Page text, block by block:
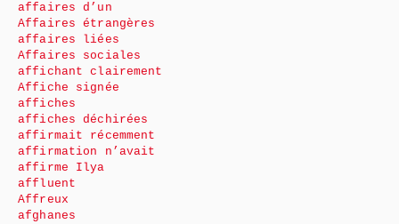
affaires d’un
Affaires étrangères
affaires liées
Affaires sociales
affichant clairement
Affiche signée
affiches
affiches déchirées
affirmait récemment
affirmation n’avait
affirme Ilya
affluent
Affreux
afghanes